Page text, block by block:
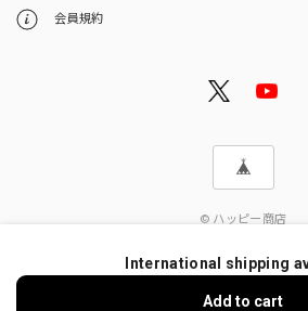
会員規約
© ハッピー商店
International shipping
Add to cart